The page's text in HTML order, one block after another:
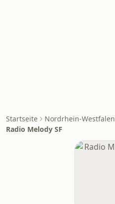
Startseite Nordrhein-Westfalen
Radio Melody SF